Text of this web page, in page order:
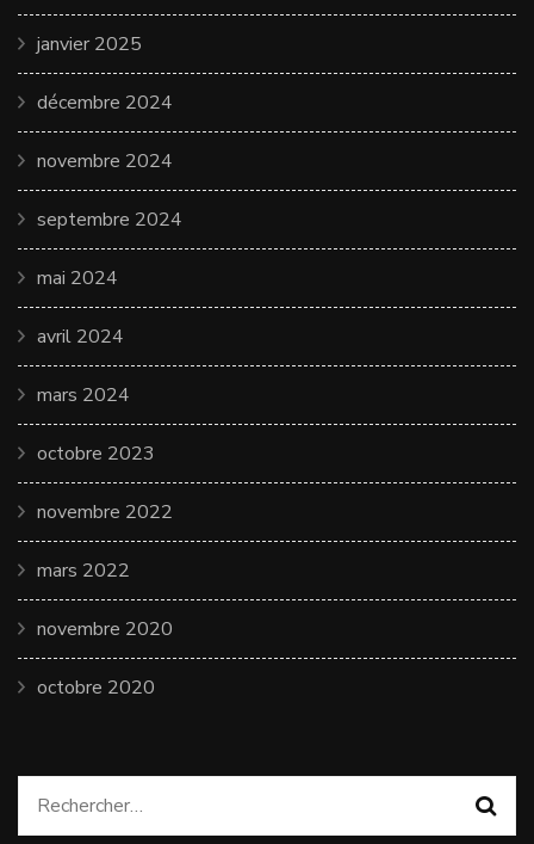
janvier 2025
décembre 2024
novembre 2024
septembre 2024
mai 2024
avril 2024
mars 2024
octobre 2023
novembre 2022
mars 2022
novembre 2020
octobre 2020
Rechercher :